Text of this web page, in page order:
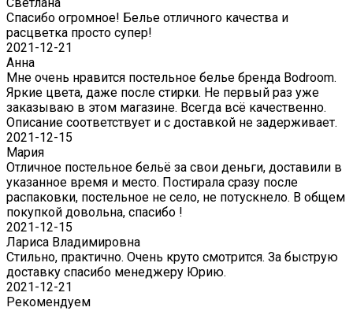
Светлана
Спасибо огромное! Белье отличного качества и
расцветка просто супер!
2021-12-21
Анна
Мне очень нравится постельное белье бренда Bodroom.
Яркие цвета, даже после стирки. Не первый раз уже
заказываю в этом магазине. Всегда всё качественно.
Описание соответствует и с доставкой не задерживает.
2021-12-15
Мария
Отличное постельное бельё за свои деньги, доставили в
указанное время и место. Постирала сразу после
распаковки, постельное не село, не потускнело. В общем
покупкой довольна, спасибо !
2021-12-15
Лариса Владимировна
Стильно, практично. Очень круто смотрится. За быструю
доставку спасибо менеджеру Юрию.
2021-12-21
Рекомендуем